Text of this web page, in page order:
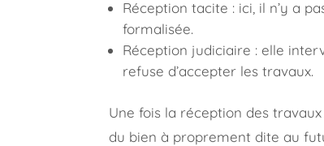
Réception tacite : ici, il n’y a
formalisée.
Réception judiciaire : elle
refuse d’accepter les travaux.
Une fois la réception des
du bien à proprement dite au